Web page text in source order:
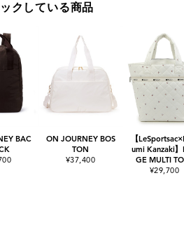
クしている商品
BAC
ON JOURNEY BOS
TON
¥37,400
【
umi Kanzaki】
GE MULTI
¥29,700